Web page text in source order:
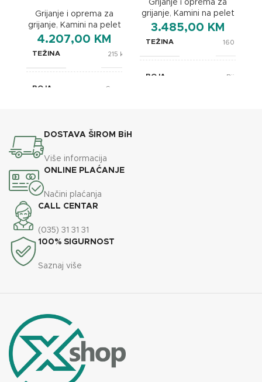
Grijanje i oprema za
grijanje, Kamini na pelet
4.207,00 KM
TEŽINA 215 kg
BOJA Crvena
DIMENZIJE
610x670x1110
mm
ENERGETSKA EFIKASNOST
KAPACITET SPREMNIKA
Grijanje i oprema za
grijanje, Kamini na pelet
3.485,00 KM
TEŽINA 160 kg
BOJA Bijela
DOSTAVA ŠIROM BiH
Više informacija
ONLINE PLAĆANJE
Načini plaćanja
CALL CENTAR
(035) 31 31 31
100% SIGURNOST
Saznaj više